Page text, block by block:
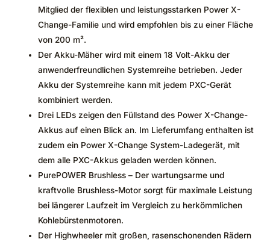
Mitglied der flexiblen und leistungsstarken Power X-
Change-Familie und wird empfohlen bis zu einer Fläche
von 200 m².
Der Akku-Mäher wird mit einem 18 Volt-Akku der
anwenderfreundlichen Systemreihe betrieben. Jeder
Akku der Systemreihe kann mit jedem PXC-Gerät
kombiniert werden.
Drei LEDs zeigen den Füllstand des Power X-Change-
Akkus auf einen Blick an. Im Lieferumfang enthalten ist
zudem ein Power X-Change System-Ladegerät, mit
dem alle PXC-Akkus geladen werden können.
PurePOWER Brushless – Der wartungsarme und
kraftvolle Brushless-Motor sorgt für maximale Leistung
bei längerer Laufzeit im Vergleich zu herkömmlichen
Kohlebürstenmotoren.
Der Highwheeler mit großen, rasenschonenden Rädern